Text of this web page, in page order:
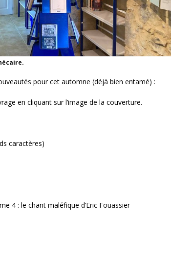
pour cet automne (déjà bien entamé) :
en cliquant sur l’image de la couverture.
caractères)
4 : le chant maléfique d’Eric Fouassier